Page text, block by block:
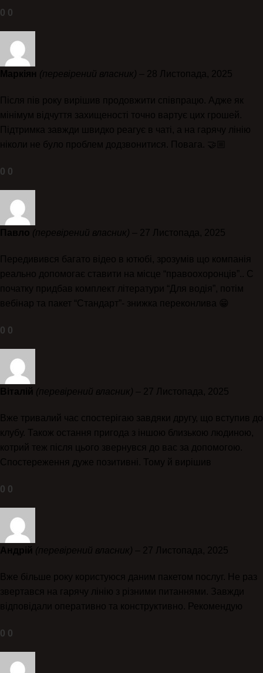
0 0
Маркіян (перевірений власник) – 28 Листопада, 2025
Після пів року вирішив продовжити співпрацю. Адже як
мінімум відчуття захищеності точно вартує цих грошей.
Підтримка завжди швидко реагує в чаті, а на гарячу лінію
ніколи не було проблем додзвонитися. Повага. 🤝🏼
0 0
Павло (перевірений власник) – 27 Листопада, 2025
Передивився багато відео в ютюбі, зрозумів що компанія
реально допомогає ставити на місце “правоохоронців”.. С
початку придбав комплект літератури “Для водія”, потім
вебінар та пакет “Стандарт”- знижка переконлива 😁
0 0
Віталій (перевірений власник) – 27 Листопада, 2025
Вже тривалий час спостерігаю завдяки другу, що вступив до
клубу. Також остання пригода з іншою близькою людиною,
котрий теж після цього звернувся до вас за допомогою.
Спостереження дуже позитивні. Тому й вирішив
0 0
Андрій (перевірений власник) – 27 Листопада, 2025
Вже більше року користуюся даним пакетом послуг. Не раз
звертався на гарячу лінію з різними питаннями. Завжди
відповідали оперативно та конструктивно. Рекомендую
0 0